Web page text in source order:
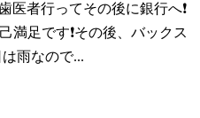
医者行ってその後に銀行へ❗
満足です❗その後、バックス
は雨なので...